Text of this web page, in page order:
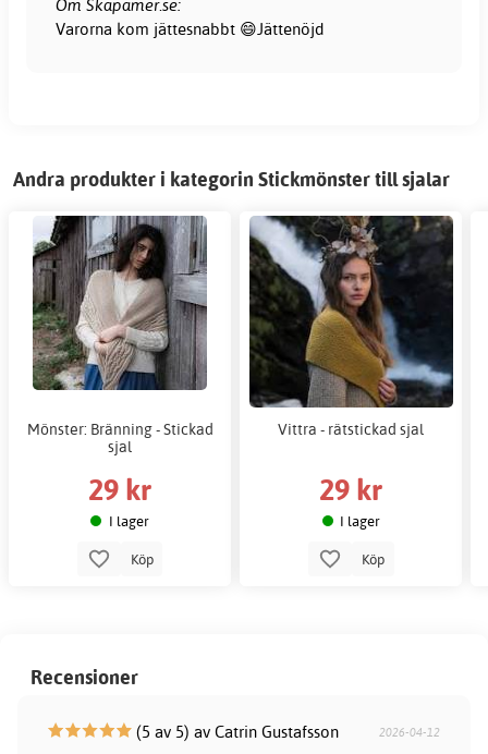
Om Skapamer.se:
Varorna kom jättesnabbt 😄Jättenöjd
Andra produkter i kategorin Stickmönster till sjalar
Mönster: Bränning - Stickad
sjal
29 kr
I lager
Köp
Vittra - rätstickad sjal
29 kr
I lager
Köp
Recensioner
(5 av 5) av Catrin Gustafsson 2026-04-12